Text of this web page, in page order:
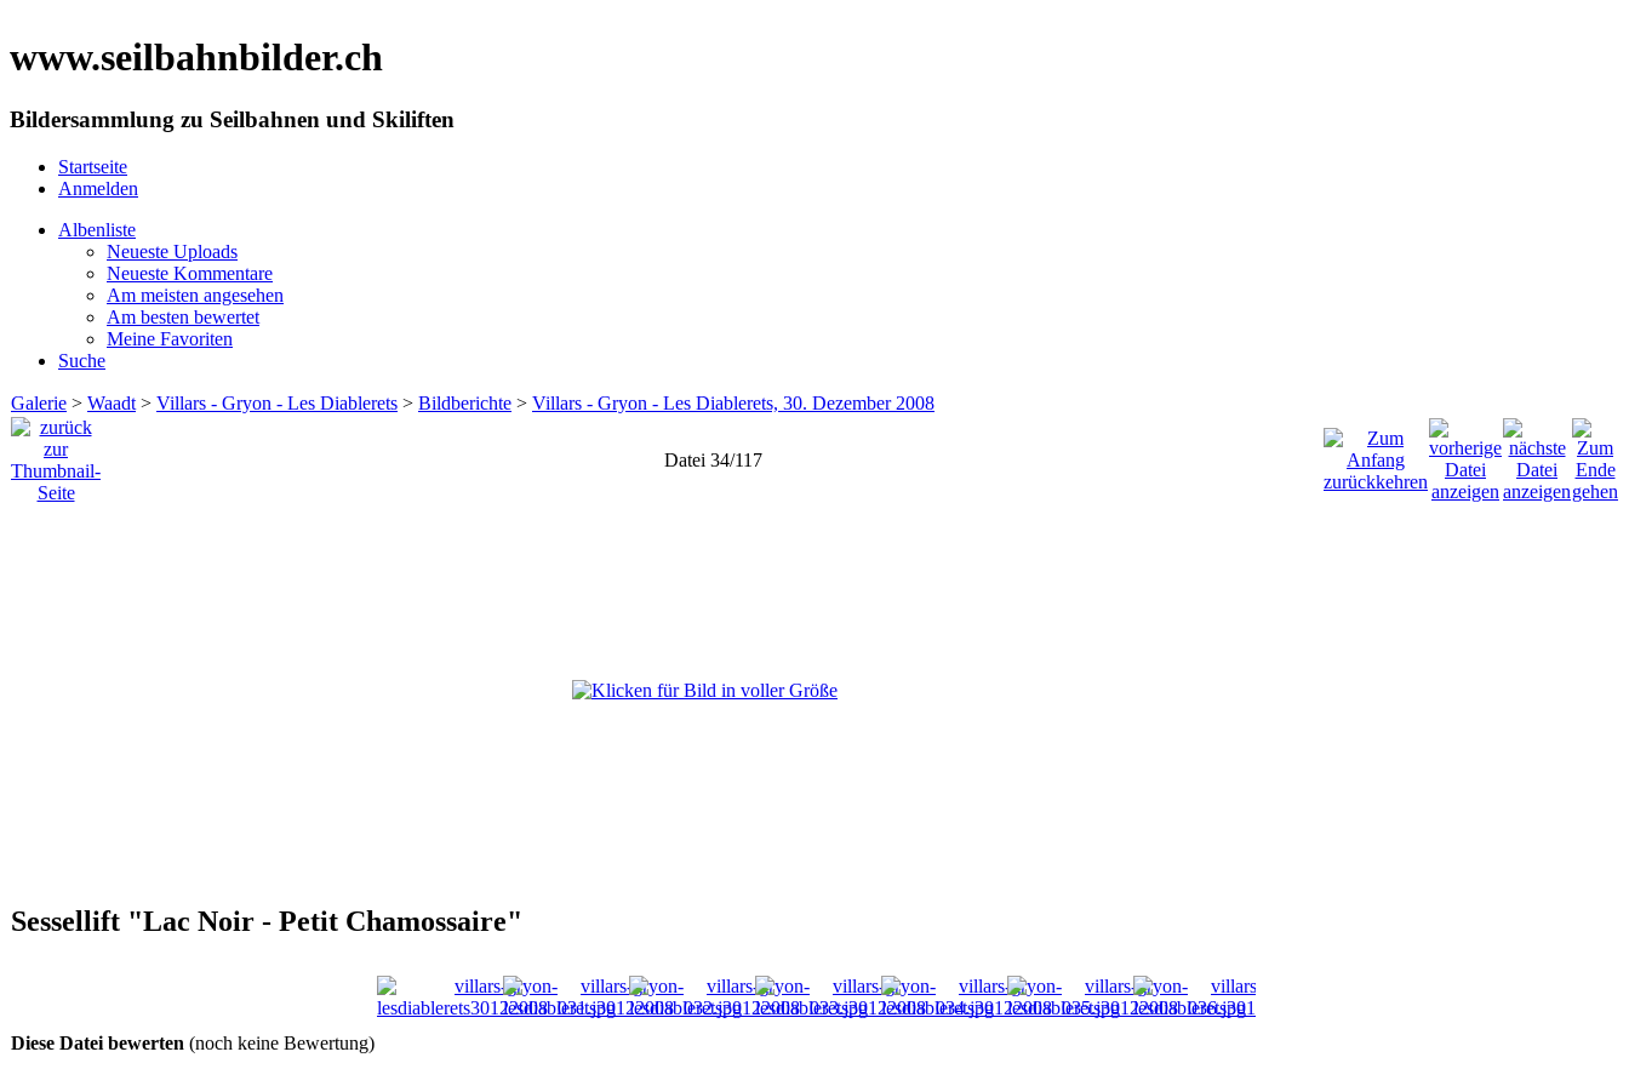
www.seilbahnbilder.ch
Bildersammlung zu Seilbahnen und Skiliften
Startseite
Anmelden
Albenliste
Neueste Uploads
Neueste Kommentare
Am meisten angesehen
Am besten bewertet
Meine Favoriten
Suche
Galerie > Waadt > Villars - Gryon - Les Diablerets > Bildberichte > Villars - Gryon - Les Diablerets, 30. Dezember 2008
Datei 34/117
Sessellift "Lac Noir - Petit Chamossaire"
Diese Datei bewerten (noch keine Bewertung)